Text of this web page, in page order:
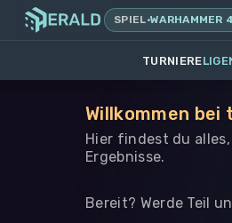
SPIEL·WARHAMMER
TURNIERE
Willkommen
Hier findest du
Ergebnisse.
Bereit? Werde Teil